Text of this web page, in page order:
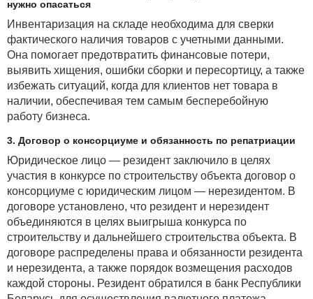
нужно опасаться
Инвентаризация на складе необходима для сверки
фактического наличия товаров с учетными данными.
Она помогает предотвратить финансовые потери,
выявить хищения, ошибки сборки и пересортицу, а также
избежать ситуаций, когда для клиентов нет товара в
наличии, обеспечивая тем самым бесперебойную
работу бизнеса.
3. Договор о консорциуме и обязанность по репатриации
Юридическое лицо — резидент заключило в целях
участия в конкурсе по строительству объекта договор о
консорциуме с юридическим лицом — нерезидентом. В
договоре установлено, что резидент и нерезидент
объединяются в целях выигрыша конкурса по
строительству и дальнейшего строительства объекта. В
договоре распределены права и обязанности резидента
и нерезидента, а также порядок возмещения расходов
каждой стороны. Резидент обратился в банк Республики